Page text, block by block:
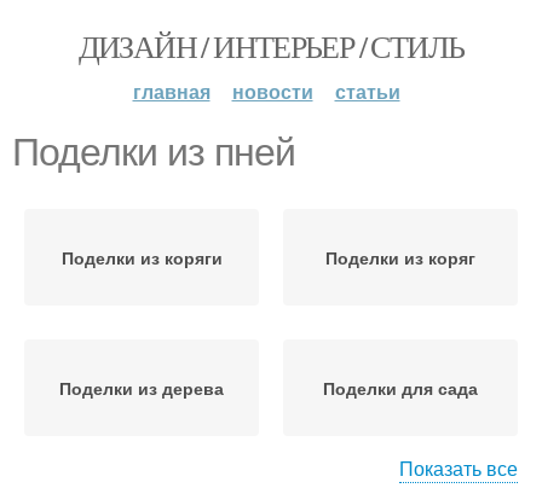
ДИЗАЙН / ИНТЕРЬЕР / СТИЛЬ
главная новости статьи
Поделки из пней
Поделки из коряги Поделки из коряг
Поделки из дерева Поделки для сада
Показать все